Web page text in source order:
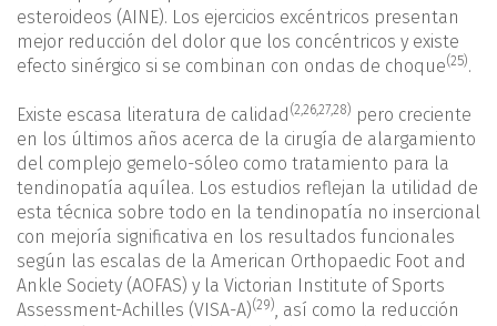
esteroideos (AINE). Los ejercicios excéntricos presentan
mejor reducción del dolor que los concéntricos y existe
efecto sinérgico si se combinan con ondas de choque(25).
Existe escasa literatura de calidad (2 262728) pero creciente
en los últimos años acerca de la cirugía de alargamiento
del complejo gemelo-sóleo como tratamiento para la
tendinopatía aquílea. Los estudios reflejan la utilidad de
esta técnica sobre todo en la tendinopatía no insercional
con mejoría significativa en los resultados funcionales
según las escalas de la American Orthopaedic Foot and
Ankle Society (AOFAS) y la Victorian Institute of Sports
Assessment-Achilles (VISA-A)(29)
, así como la reducción